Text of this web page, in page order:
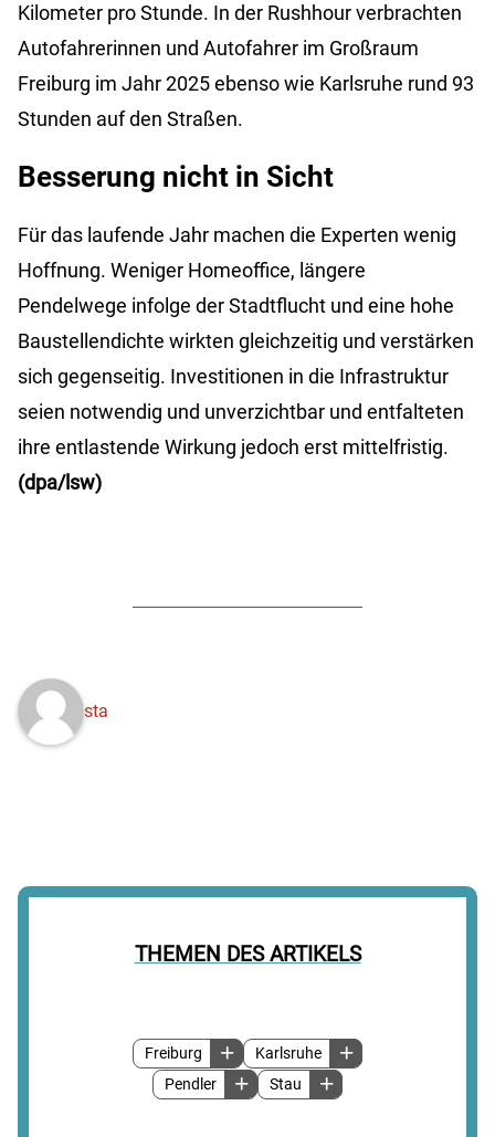
THEMEN DES ARTIKELS
Freiburg
Karlsruhe
Pendler
Stau
Kilometer pro Stunde. In der Rushhour verbrachten
Autofahrerinnen und Autofahrer im Großraum
Freiburg im Jahr 2025 ebenso wie Karlsruhe rund 93
Stunden auf den Straßen.
Besserung nicht in Sicht
Für das laufende Jahr machen die Experten wenig
Hoffnung. Weniger Homeoffice, längere
Pendelwege infolge der Stadtflucht und eine hohe
Baustellendichte wirkten gleichzeitig und verstärken
sich gegenseitig. Investitionen in die Infrastruktur
seien notwendig und unverzichtbar und entfalteten
ihre entlastende Wirkung jedoch erst mittelfristig.
(dpa/lsw)
sta